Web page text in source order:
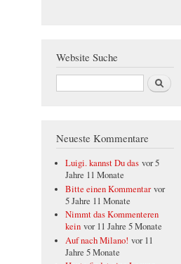
Website Suche
Suche
Neueste Kommentare
Luigi. kannst Du das vor 5
Jahre 11 Monate
Bitte einen Kommentar vor
5 Jahre 11 Monate
Nimmt das Kommenteren
kein vor 11 Jahre 5 Monate
Auf nach Milano! vor 11
Jahre 5 Monate